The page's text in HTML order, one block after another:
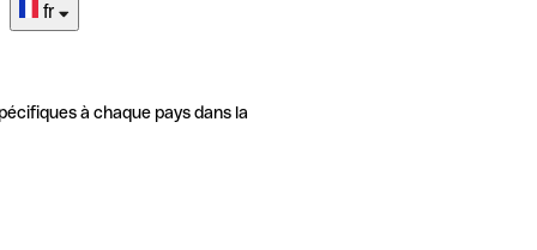
fr
à chaque pays dans la